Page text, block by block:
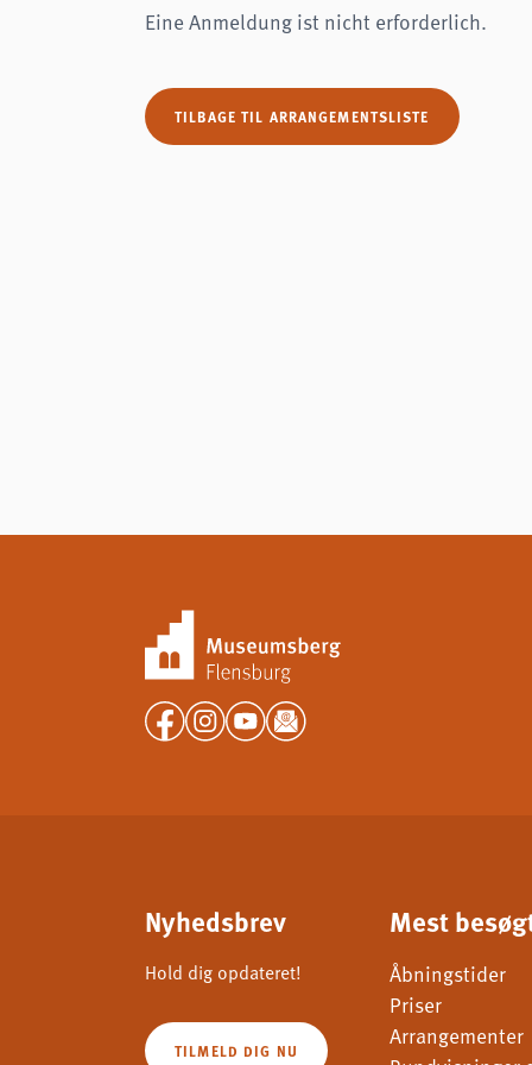
Eine Anmeldung ist nicht erforderlich.
TILBAGE TIL ARRANGEMENTSLISTE
Nyhedsbrev
Hold dig opdateret!
TILMELD DIG NU
Mest
Åbningstider
Priser
Arrangementer